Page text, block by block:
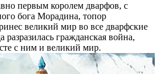
первым королем дварфов, с
бога Морадина, топор
великий мир во все дварфские
разразилась гражданская война,
с ним и великий мир.